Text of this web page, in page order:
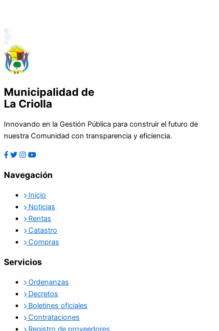
Municipalidad de
La Criolla
Innovando en la Gestión Pública para construir el futuro de
nuestra Comunidad con transparencia y eficiencia.
Navegación
Inicio
Noticias
Rentas
Catastro
Compras
Servicios
Ordenanzas
Decretos
Boletines oficiales
Contrataciones
Registro de proveedores